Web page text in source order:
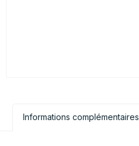
Informations complémentaires